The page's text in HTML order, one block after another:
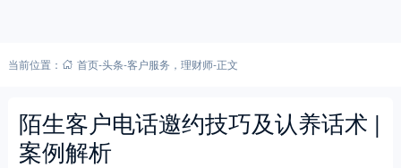
当前位置： 首页-头条-客户服务 ， 理财师-正文
陌生客户电话邀约技巧及认养话术 |
案例解析